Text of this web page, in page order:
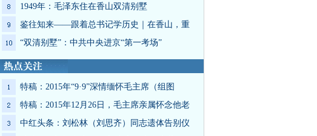
1949年：毛泽东住在香山双清别墅
鉴往知来——跟着总书记学历史｜在香山，重
“双清别墅”：中共中央进京“第一考场”
特稿：2015年“9·9”深情缅怀毛主席（组图
特稿：2015年12月26日，毛主席亲属怀念他老
中红头条：刘松林（刘思齐）同志遗体告别仪